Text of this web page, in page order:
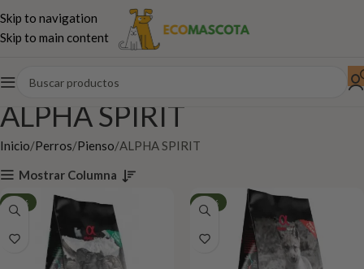
Skip to navigation
Skip to main content
ALPHA SPIRIT
Inicio Perros Pienso ALPHA SPIRIT
Mostrar Columna
-56% -49%